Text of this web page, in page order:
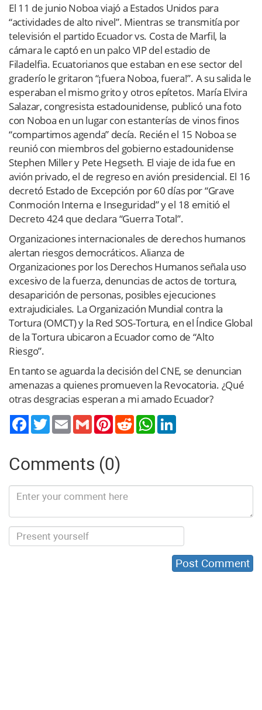
El 11 de junio Noboa viajó a Estados Unidos para
“actividades de alto nivel”. Mientras se transmitía por
televisión el partido Ecuador vs. Costa de Marfil, la
cámara le captó en un palco VIP del estadio de
Filadelfia. Ecuatorianos que estaban en ese sector del
graderío le gritaron “¡fuera Noboa, fuera!”. A su salida le
esperaban el mismo grito y otros epítetos. María Elvira
Salazar, congresista estadounidense, publicó una foto
con Noboa en un lugar con estanterías de vinos finos
“compartimos agenda” decía. Recién el 15 Noboa se
reunió con miembros del gobierno estadounidense
Stephen Miller y Pete Hegseth. El viaje de ida fue en
avión privado, el de regreso en avión presidencial. El 16
decretó Estado de Excepción por 60 días por “Grave
Conmoción Interna e Inseguridad” y el 18 emitió el
Decreto 424 que declara “Guerra Total”.
Organizaciones internacionales de derechos humanos
alertan riesgos democráticos. Alianza de
Organizaciones por los Derechos Humanos señala uso
excesivo de la fuerza, denuncias de actos de tortura,
desaparición de personas, posibles ejecuciones
extrajudiciales. La Organización Mundial contra la
Tortura (OMCT) y la Red SOS-Tortura, en el Índice Global
de la Tortura ubicaron a Ecuador como de “Alto
Riesgo”.
En tanto se aguarda la decisión del CNE, se denuncian
amenazas a quienes promueven la Revocatoria. ¿Qué
otras desgracias esperan a mi amado Ecuador?
TwitterEmail Gmail PinterestReddit WhatsApp
Comments (0)